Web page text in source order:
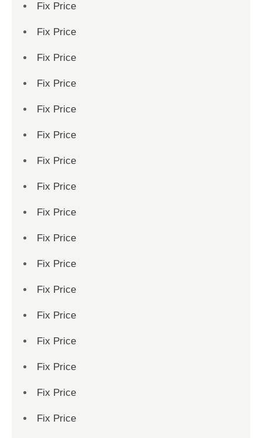
Fix Price
Fix Price
Fix Price
Fix Price
Fix Price
Fix Price
Fix Price
Fix Price
Fix Price
Fix Price
Fix Price
Fix Price
Fix Price
Fix Price
Fix Price
Fix Price
Fix Price